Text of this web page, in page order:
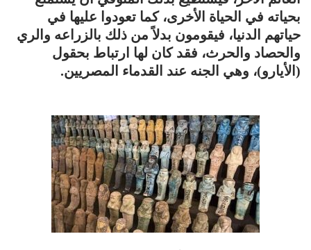
بحياته في الحياة الأخرى، كما تعودوا عليها في
حياتهم الدنيا، فيقومون بدلاً من ذلك بالزراعه والري
والحصاد والحرث، فقد كان لها ارتباط بحقول
(الأيارو)، وهي الجنه عند القدماء المصريين.